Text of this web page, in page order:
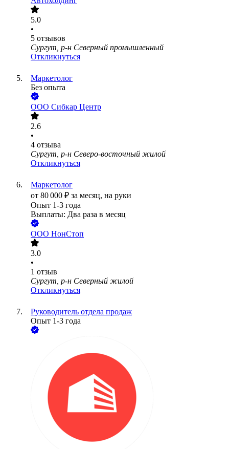
5.0
•
5 отзывов
Сургут, р-н Северный промышленный
Откликнуться
Маркетолог
Без опыта
ООО Сибкар Центр
2.6
•
4 отзыва
Сургут, р-н Северо-восточный жилой
Откликнуться
Маркетолог
от 80 000 ₽ за месяц, на руки
Опыт 1-3 года
Выплаты: Два раза в месяц
ООО НонСтоп
3.0
•
1 отзыв
Сургут, р-н Северный жилой
Откликнуться
Руководитель отдела продаж
Опыт 1-3 года